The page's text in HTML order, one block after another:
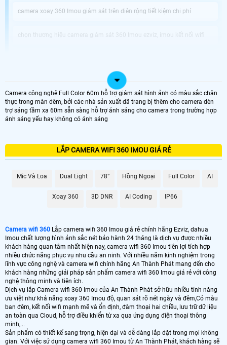
camera xoay 360 Imou giám sát trên diên rộng tiết kiệm chi phí
chọn thương hiệu camera giám sát 360 Imou ezviz, imou kết nối wifi
Lắp camera quan sát 360 Imou có nhiều ưu điểm và chức năng vượt trội
1: Tính năng quay hình 360 Imou độ:Camera WiFi 360 có thể quay hình toàn
cảnh 360 Imou độ, giúp bạn không bỏ sót bất kỳ góc nhìn nào trong khoảng
cách xem phục vụ nhu cầu giám sát trực tiếp hiệu quả trên điện thoại máy tính.
2: Đàm thoại hai chiều:Với tính năng thu âm và phát âm thanh nhờ micro và
3: Chất lượng hình ảnh cao:Camera wifi 360 Imou là camera sử dụng công
giám sát qua mạng vẫn không ảnh hưởng đến chất lượng, cho phép bạn quan
Camera 360 Imou được kết nối qua mạng WiFi ngoài ra tích
hợp cổng mạng để sử dụng trong điều kiện wifi yếu, cho phép bạn xem trực tiếp
5: Dễ dàng quan sát từ xa:Với ứng dụng điện thoại di động, bạn có thể xem
trực tiếp hình ảnh từ camera từ bất kỳ đâu và bất kỳ lúc nào thông qua kết nối
internet.
7: Hỗ trợ thẻ nhớ:Camera wifi 360 Imou có khay cắm thẻ nhớ, cho phép bạn
lưu trữ hình ảnh và video trực tiếp trên thẻ nhớ mà không cần sử dụng điện
thoại di động hoặc máy tính chính vì vây có thể hoặc động độc lập khi sử dụng
1 hoặc 2 camera sẽ tiết kiệm chi phí đáng kể.
Camera công nghệ Full Color 60m hỗ trợ giám sát hình ảnh có màu sắc chân
thực trong màn đêm, bởi các nhà sản xuất đã trang bị thêm cho camera đèn
trợ sáng tầm xa 60m sẵn sàng hỗ trợ ánh sáng cho camera trong trường hợp
ánh sáng yếu hay không có ánh sáng
LẮP CAMERA WIFI 360 IMOU GIÁ RẺ
Mic Và Loa Dual Light 78° Hồng Ngoại Full Color AI
Xoay 360 3D DNR AI Coding IP66
Camera wifi 360 Lắp camera wifi 360 Imou giá rẻ chính hãng Ezviz, dahua
Imou chất lượng hình ảnh sắc nét bảo hành 24 tháng là dịch vụ được nhiều
khách hàng quan tâm nhất hiện nay, camera wifi 360 Imou tiên lợi tích hợp
nhiều chức năng phục vụ nhu cầu an ninh. Với nhiều năm kinh nghiệm trong
lĩnh vực công nghệ và camera wifi chính hãng An Thành Phát mang đến cho
khách hàng những giải pháp sản phẩm camera wifi 360 Imou giá rẻ với công
nghệ thông minh và tiện ích.
Dịch vụ lắp Camera wifi 360 Imou của An Thành Phát sở hữu nhiều tính năng
ưu việt như khả năng xoay 360 Imou độ, quan sát rõ nét ngày và đêm,Có màu
ban đêm, kết nối wifi mạnh mẽ và ổn định, đàm thoại hai chiều, lưu trữ dữ liệu
an toàn qua Cloud, hỗ trợ điều khiển từ xa qua ứng dụng điện thoại thông
minh,...
Sản phẩm có thiết kế sang trọng, hiện đại và dễ dàng lắp đặt trong mọi không
gian. Với việc sử dụng camera wifi 360 Imou từ An Thành Phát, khách hàng sẽ